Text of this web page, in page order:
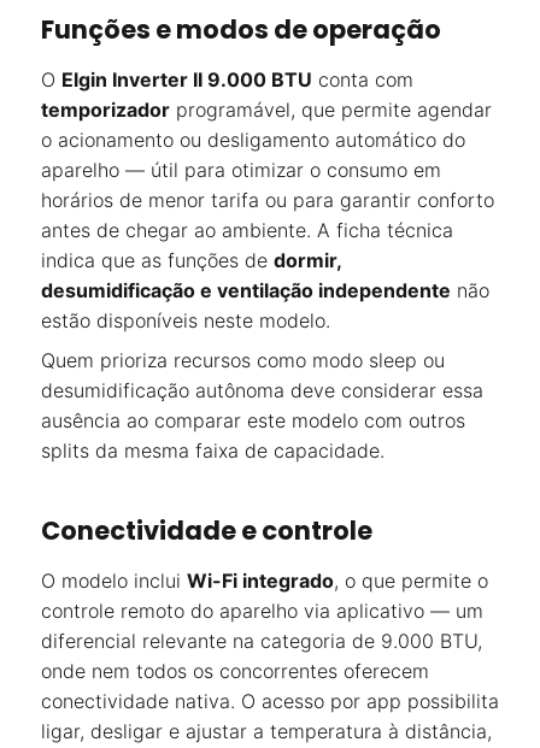
Funções e modos de operação
O Elgin Inverter II 9.000 BTU conta com
temporizador programável, que permite agendar
o acionamento ou desligamento automático do
aparelho — útil para otimizar o consumo em
horários de menor tarifa ou para garantir conforto
antes de chegar ao ambiente. A ficha técnica
indica que as funções de dormir,
desumidificação e ventilação independente não
estão disponíveis neste modelo.
Quem prioriza recursos como modo sleep ou
desumidificação autônoma deve considerar essa
ausência ao comparar este modelo com outros
splits da mesma faixa de capacidade.
Conectividade e controle
O modelo inclui Wi-Fi integrado, o que permite o
controle remoto do aparelho via aplicativo — um
diferencial relevante na categoria de 9.000 BTU,
onde nem todos os concorrentes oferecem
conectividade nativa. O acesso por app possibilita
ligar, desligar e ajustar a temperatura à distância,